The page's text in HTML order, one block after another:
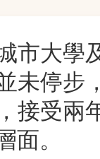
市大學
未停步
接受兩
面。